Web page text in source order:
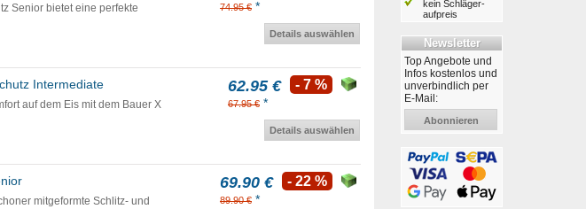
Senior bietet eine perfekte
74.95 € *
Details auswählen
Intermediate
auf dem Eis mit dem Bauer X
62.95 €
67.95 € *
- 7 %
Details auswählen
mitgeformte Schlitz- und
69.90 €
89.90 € *
- 22 %
kein Schläger­
aufpreis
Newsletter
Top Angebote und
Infos kostenlos und
unverbindlich per
E-Mail:
Abonnieren